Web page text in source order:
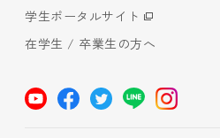
学生ポータルサイト
在学生 / 卒業生の方へ